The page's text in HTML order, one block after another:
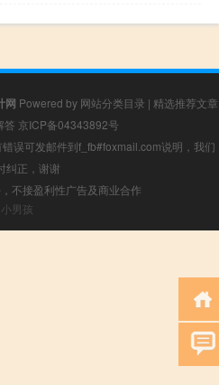
网 Powered by 网站分类目录 | 精选推荐文章
答 京ICP备04343892号
误可发邮件到f_fb#foxmail.com说明，我们
纠正，谢谢
不接盈利性广告及商业合作
小男孩